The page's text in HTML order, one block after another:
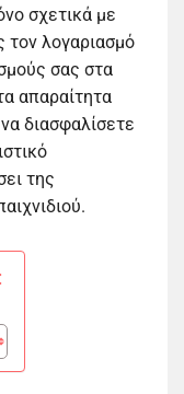
σχετικά με
τον λογαριασμό
σας στα
απαραίτητα
διασφαλίσετε
της